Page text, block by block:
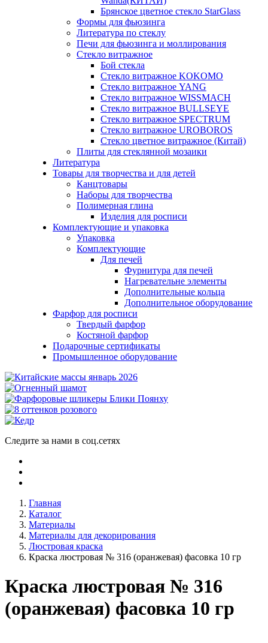
Брянское цветное стекло StarGlass
Формы для фьюзинга
Литература по стеклу
Печи для фьюзинга и моллирования
Стекло витражное
Бой стекла
Стекло витражное KOKOMO
Стекло витражное YANG
Стекло витражное WISSMACH
Стекло витражное BULLSEYE
Стекло витражное SPECTRUM
Стекло витражное UROBOROS
Стекло цветное витражное (Китай)
Плиты для стеклянной мозаики
Литература
Товары для творчества и для детей
Канцтовары
Наборы для творчества
Полимерная глина
Изделия для росписи
Комплектующие и упаковка
Упаковка
Комплектующие
Для печей
Фурнитура для печей
Нагревательне элементы
Дополнительные кольца
Дополнительное оборудование
Фарфор для росписи
Твердый фарфор
Костяной фарфор
Подарочные сертификаты
Промышленное оборудование
Следите за нами в соц.сетях
Главная
Каталог
Материалы
Материалы для декорирования
Люстровая краска
Краска люстровая № 316 (оранжевая) фасовка 10 гр
Краска люстровая № 316
(оранжевая) фасовка 10 гр